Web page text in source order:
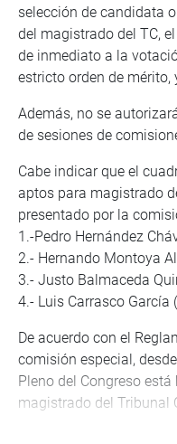
selección de candidata
del magistrado del TC,
de inmediato a la
estricto orden de mérito,
Además, no se
de sesiones de
Cabe indicar que el
aptos para magistrado
presentado por la
1.-Pedro Hernández
2.- Hernando Montoya
3.- Justo Balmaceda
4.- Luis Carrasco García
De acuerdo con el
comisión especial,
Pleno del Congreso
magistrado del Tribunal